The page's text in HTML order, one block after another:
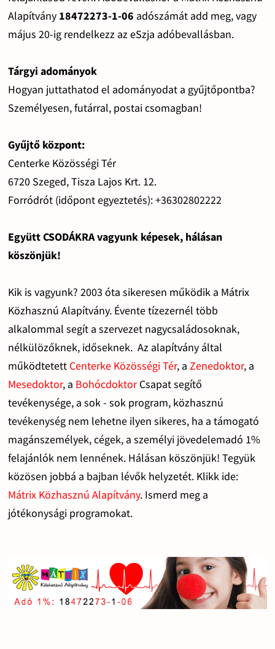
Alapítvány 18472273-1-06 adószámát add meg, vagy
május 20-ig rendelkezz az eSzja adóbevallásban.
Tárgyi adományok
Hogyan juttathatod el adományodat a gyűjtőpontba?
Személyesen, futárral, postai csomagban!
Gyűjtő központ:
Centerke Közösségi Tér
6720 Szeged, Tisza Lajos Krt. 12.
Forródrót (időpont egyeztetés): +36302802222
Együtt CSODÁKRA vagyunk képesek, hálásan
köszönjük!
Kik is vagyunk? 2003 óta sikeresen működik a Mátrix
Közhasznú Alapítvány. Évente tízezernél több
alkalommal segít a szervezet nagycsaládosoknak,
nélkülözőknek, időseknek. Az alapítvány által
működtetett Centerke Közösségi Tér, a Zenedoktor, a
Mesedoktor, a BohócdoktorCsapat segítő
tevékenysége, a sok - sok program, közhasznú
tevékenység nem lehetne ilyen sikeres, ha a támogató
magánszemélyek, cégek, a személyi jövedelemadó 1%
felajánlók nem lennének. Hálásan köszönjük! Tegyük
közösen jobbá a bajban lévők helyzetét. Klikk ide:
Mátrix Közhasznú Alapítvány. Ismerd meg a
jótékonysági programokat.